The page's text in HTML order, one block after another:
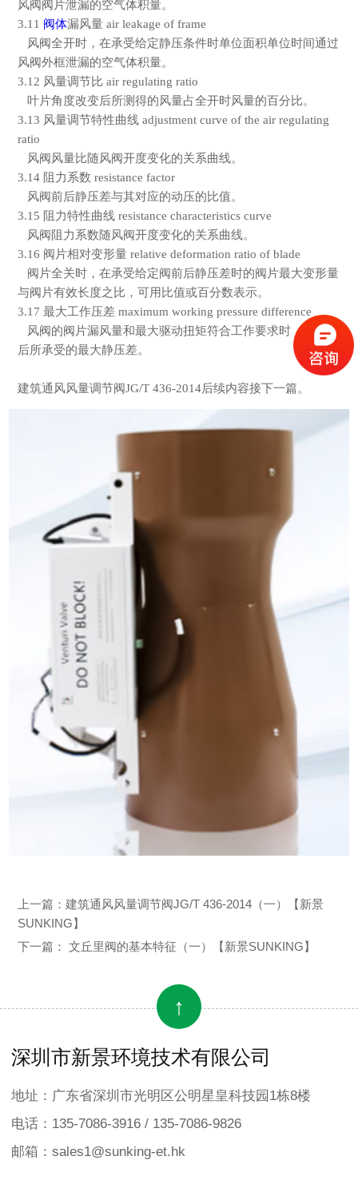
风阀阀片泄漏的空气体积量。
3.11 阀体漏风量 air leakage of frame
风阀全开时，在承受给定静压条件时单位面积单位时间通过
风阀外框泄漏的空气体积量。
3.12 风量调节比 air regulating ratio
叶片角度改变后所测得的风量占全开时风量的百分比。
3.13 风量调节特性曲线 adjustment curve of the air regulating
ratio
风阀风量比随风阀开度变化的关系曲线。
3.14 阻力系数 resistance factor
风阀前后静压差与其对应的动压的比值。
3.15 阻力特性曲线 resistance characteristics curve
风阀阻力系数随风阀开度变化的关系曲线。
3.16 阀片相对变形量 relative deformation ratio of blade
阀片全关时，在承受给定阀前后静压差时的阀片最大变形量
与阀片有效长度之比，可用比值或百分数表示。
3.17 最大工作压差 maximum working pressure difference
风阀的阀片漏风量和最大驱动扭矩符合工作要求时，风阀前
后所承受的最大静压差。
建筑通风风量调节阀JG/T 436-2014后续内容接下一篇。
上一篇： 建筑通风风量调节阀JG/T 436-2014（一）【新景
SUNKING】
下一篇： 文丘里阀的基本特征（一）【新景SUNKING】
↑
深圳市新景环境技术有限公司
地址：广东省深圳市光明区公明星皇科技园1栋8楼
电话：135-7086-3916 / 135-7086-9826
邮箱：sales1@sunking-et.hk